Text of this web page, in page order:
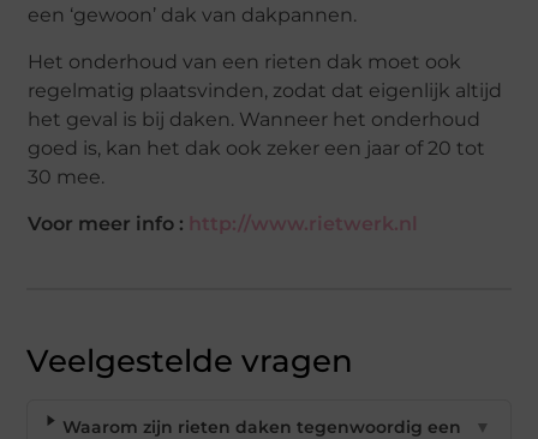
een ‘gewoon’ dak van dakpannen.
Het onderhoud van een rieten dak moet ook
regelmatig plaatsvinden, zodat dat eigenlijk altijd
het geval is bij daken. Wanneer het onderhoud
goed is, kan het dak ook zeker een jaar of 20 tot
30 mee.
Voor meer info : http://www.rietwerk.nl
Veelgestelde vragen
Waarom zijn rieten daken tegenwoordig een
▼